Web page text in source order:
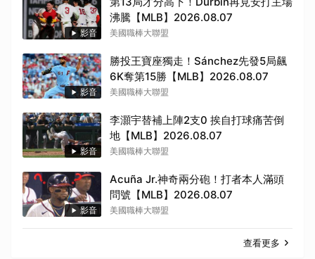
影音
沸騰【MLB】2026.08.07
美國職棒大聯盟
影音
勝投王寶座獨走！Sánchez先發5局飆
6K奪第15勝【MLB】2026.08.07
美國職棒大聯盟
影音
李灝宇替補上陣2支0 挨自打球痛苦倒
地【MLB】2026.08.07
美國職棒大聯盟
影音
Acuña Jr.神奇兩分砲！打者本人滿頭
問號【MLB】2026.08.07
美國職棒大聯盟
查看更多